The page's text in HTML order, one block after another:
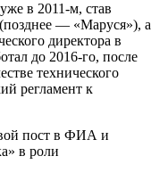
в 2011-м, став
— «Маруся»), а
директора в
до 2016-го, после
технического
регламент к
пост в ФИА и
в роли